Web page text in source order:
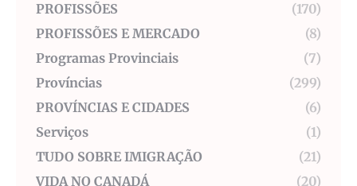
PROFISSÕES
(170)
PROFISSÕES E MERCADO
(8)
Programas Provinciais
(7)
Províncias
(299)
PROVÍNCIAS E CIDADES
(6)
Serviços
(1)
TUDO SOBRE IMIGRAÇÃO
(21)
VIDA NO CANADÁ
(20)